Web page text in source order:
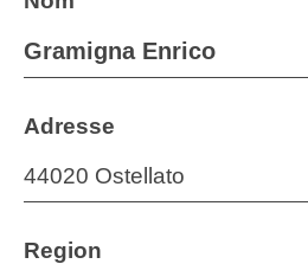
Gramigna Enrico
Adresse
44020 Ostellato
Region